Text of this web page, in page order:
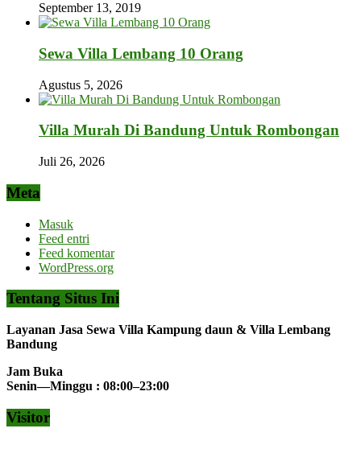
September 13, 2019
Sewa Villa Lembang 10 Orang
Agustus 5, 2026
Villa Murah Di Bandung Untuk Rombongan
Juli 26, 2026
Meta
Masuk
Feed entri
Feed komentar
WordPress.org
Tentang Situs Ini
Layanan Jasa Sewa Villa Kampung daun & Villa Lembang
Bandung
Jam Buka
Senin—Minggu : 08:00–23:00
Visitor